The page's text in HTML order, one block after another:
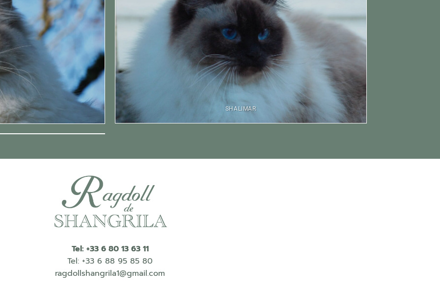
SHALIMAR
Tel: +33 6 80 13 63 11
Tel: +33 6 88 95 85 80
ragdollshangrila1@gmail.com